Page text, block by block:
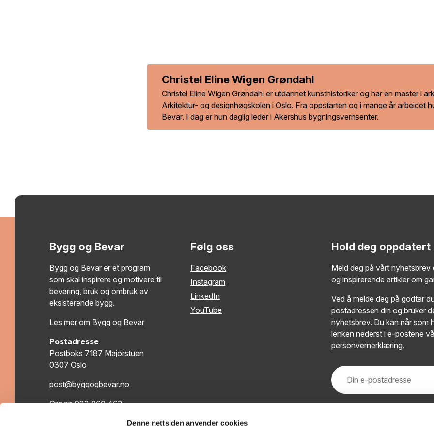
Denne nettsiden anvender cookies
Christel Eline Wigen Grøndahl
Christel Eline Wigen Grøndahl er utdannet kunsthistoriker og har en master i
Arkitektur- og designhøgskolen i Oslo. Fra oppstarten og i mange år arbeidet
Bevar. I dag er hun daglig leder i Akershus bygningsvernsenter.
Bygg og Bevar
Bygg og Bevar er et program
som skal inspirere og motivere til
bevaring, bruk og ombruk av
eksisterende bygg.
Les mer om Bygg og Bevar
Postadresse
Postboks 7187 Majorstuen
0307 Oslo
post@byggogbevar.no
Org.nr: 983 060 463
Følg oss
Facebook
Instagram
LinkedIn
YouTube
Hold deg oppdatert
Meld deg på vårt
og inspirerende artikler om
Ved å melde deg på godtar
postadressen din og bruker
nyhetsbrev. Du kan når som
lenken nederst i e-postene
personvernerklæring.